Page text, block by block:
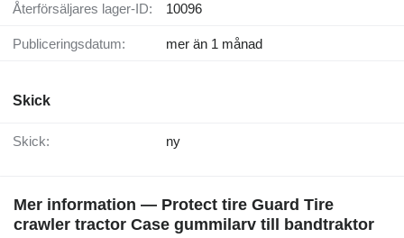
Återförsäljares lager-ID: 10096
Publiceringsdatum: mer än 1 månad
Skick
Skick: ny
Mer information — Protect tire Guard Tire
crawler tractor Case gummilarv till bandtraktor